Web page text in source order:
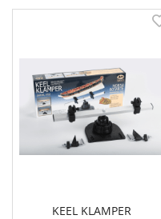
KEEL KLAMPER